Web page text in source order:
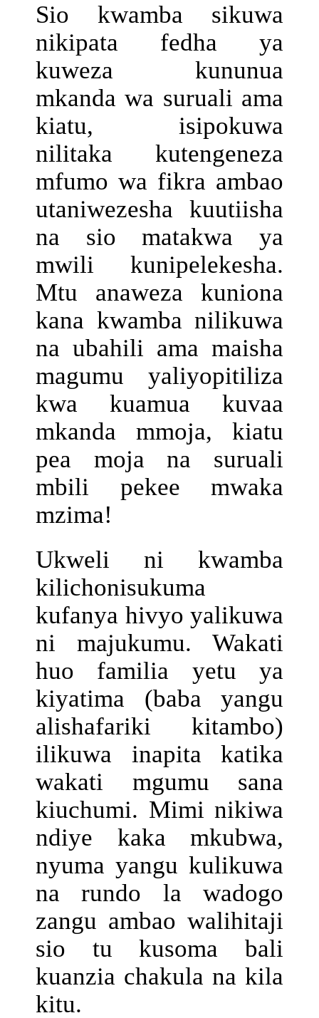
Sio kwamba sikuwa
nikipata fedha ya
kuweza kununua
mkanda wa suruali ama
kiatu, isipokuwa
nilitaka kutengeneza
mfumo wa fikra ambao
utaniwezesha kuutiisha
na sio matakwa ya
mwili kunipelekesha.
Mtu anaweza kuniona
kana kwamba nilikuwa
na ubahili ama maisha
magumu yaliyopitiliza
kwa kuamua kuvaa
mkanda mmoja, kiatu
pea moja na suruali
mbili pekee mwaka
mzima!
Ukweli ni kwamba
kilichonisukuma
kufanya hivyo yalikuwa
ni majukumu. Wakati
huo familia yetu ya
kiyatima (baba yangu
alishafariki kitambo)
ilikuwa inapita katika
wakati mgumu sana
kiuchumi. Mimi nikiwa
ndiye kaka mkubwa,
nyuma yangu kulikuwa
na rundo la wadogo
zangu ambao walihitaji
sio tu kusoma bali
kuanzia chakula na kila
kitu.